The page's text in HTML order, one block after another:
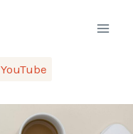
YouTube